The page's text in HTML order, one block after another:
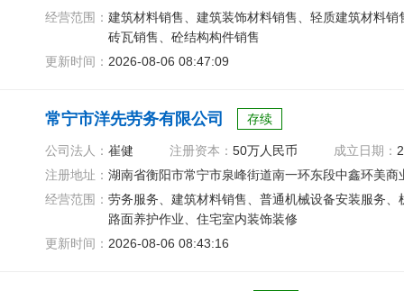
经营范围： 建筑材料销售、建筑装饰材料销售、轻质建筑材料
砖瓦销售、砼结构构件销售
更新时间： 2026-08-06 08:47:09
常宁市洋先劳务有限公司 存续
公司法人： 崔健 注册资本： 50万人民币 成立日期：
注册地址： 湖南省衡阳市常宁市泉峰街道南一环东段中鑫环美商
经营范围： 劳务服务、建筑材料销售、普通机械设备安装服务
路面养护作业、住宅室内装饰装修
更新时间： 2026-08-06 08:43:16